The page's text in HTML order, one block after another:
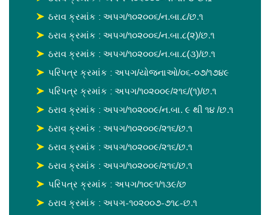
ઠરાવ ક્રમાંક : અપગ/૧૦૨૦૦૬/ન.બા.૮/છ.૧
ઠરાવ ક્રમાંક : અપગ/૧૦૨૦૦૬/ન.બા.૮(૨)/છ.૧
ઠરાવ ક્રમાંક : અપગ/૧૦૨૦૦૬/ન.બા.૮(૩)/છ.૧
પરિપત્ર ક્રમાંક : અપગ/યોજનાઓ/૦૬-૦૭/૧૭૪૯
પરિપત્ર ક્રમાંક : અપગ/૧૦૨૦૦૯/૨૧૬/(૧)/છ.૧
ઠરાવ ક્રમાંક : અપગ/૧૦૨૦૦૯/ન.બા. ૯ થી ૧૪ /છ.૧
ઠરાવ ક્રમાંક : અપગ/૧૦૨૦૦૯/૨૧૬/છ.૧
ઠરાવ ક્રમાંક : અપગ/૧૦૨૦૦૯/૨૧૬/છ.૧
ઠરાવ ક્રમાંક : અપગ/૧૦૨૦૦૯/૨૧૬/છ.૧
પરિપત્ર ક્રમાંક : અપગ/૧૦૯૧/૧૩૯/છ
ઠરાવ ક્રમાંક : અપગ-૧૦૨૦૦૭-૭૧૮-છ.૧